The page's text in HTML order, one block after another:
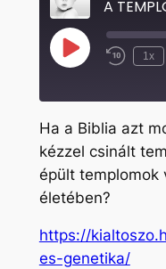
Play
Episode Rewind
1x
SHARE
LINK
Ha a Biblia azt
kézzel csinált
épült templomok
életében?
https://
es-genetika/